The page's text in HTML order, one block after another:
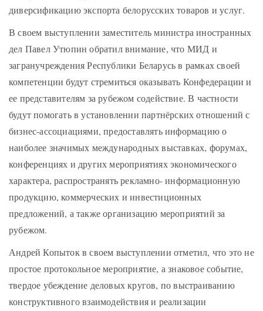
диверсификацию экспорта белорусских товаров и услуг.
В своем выступлении заместитель министра иностранных
дел Павел Утюпин обратил внимание, что МИД и
загранучреждения Республики Беларусь в рамках своей
компетенции будут стремиться оказывать Конфедерации и
ее представителям за рубежом содействие. В частности
будут помогать в установлении партнёрских отношений с
бизнес-ассоциациями, предоставлять информацию о
наиболее значимых международных выставках, форумах,
конференциях и других мероприятиях экономического
характера, распространять рекламно- информационную
продукцию, коммерческих и инвестиционных
предложений, а также организацию мероприятий за
рубежом.
Андрей Копыток в своем выступлении отметил, что это не
простое протокольное мероприятие, а знаковое событие,
твердое убеждение деловых кругов, по выстраиванию
конструктивного взаимодействия и реализации